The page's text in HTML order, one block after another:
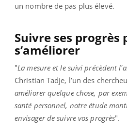
un nombre de pas plus élevé.
Suivre ses progrès
s’améliorer
"La mesure et le suivi précèdent
Christian Tadje, l’un des
améliorer quelque chose, par
santé personnel, notre étude
envisager de suivre vos progrès".